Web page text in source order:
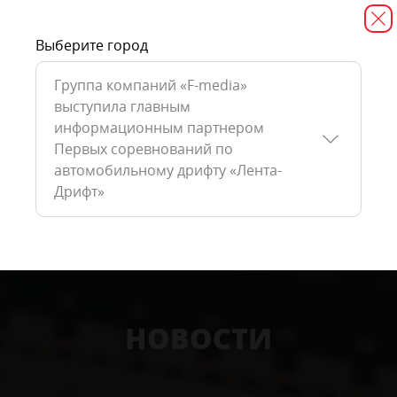
Выберите город
Группа компаний «F-media»
выступила главным
информационным партнером
Первых соревнований по
автомобильному дрифту «Лента-
Дрифт»